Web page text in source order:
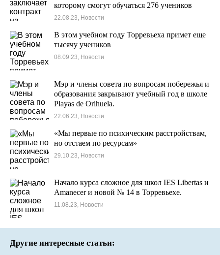
которому смогут обучаться 276 учеников
школы № 14.
22.08.23, Новости
В этом учебном году Торревьеха примет еще
тысячу учеников
08.09.23, Новости
Мэр и члены совета по вопросам побережья и
образования закрывают учебный год в школе
Playas de Orihuela.
22.06.23, Новости
«Мы первые по психическим расстройствам,
но отстаем по ресурсам»
29.10.23, Новости
Начало курса сложное для школ IES Libertas и
Amanecer и новой № 14 в Торревьехе.
11.08.23, Новости
Другие интересные статьи: